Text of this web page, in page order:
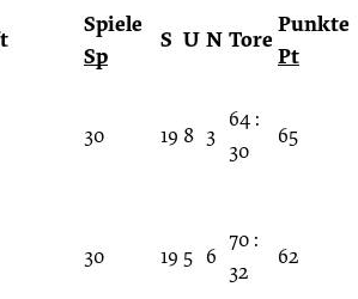
Spiele
Sp
S U N Tore
Punkte
Pt
30
19 8 3
64 :
30
65
30
19 5 6
70 :
32
62